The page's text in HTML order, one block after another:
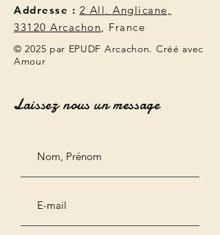
Addresse : 2 All. Anglicane,
33120 Arcachon, France
© 2025 par EPUDF Arcachon. Créé avec
Amour
Laissez nous un message